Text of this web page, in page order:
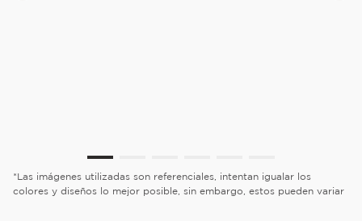
*Las imágenes utilizadas son referenciales, intentan igualar los
colores y diseños lo mejor posible, sin embargo, estos pueden variar